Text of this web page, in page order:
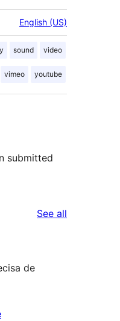
English (US)
sound video
vimeo youtube
submitted
See all
de